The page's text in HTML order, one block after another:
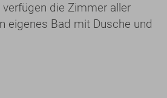
die Zimmer aller
eigenes Bad mit Dusche und